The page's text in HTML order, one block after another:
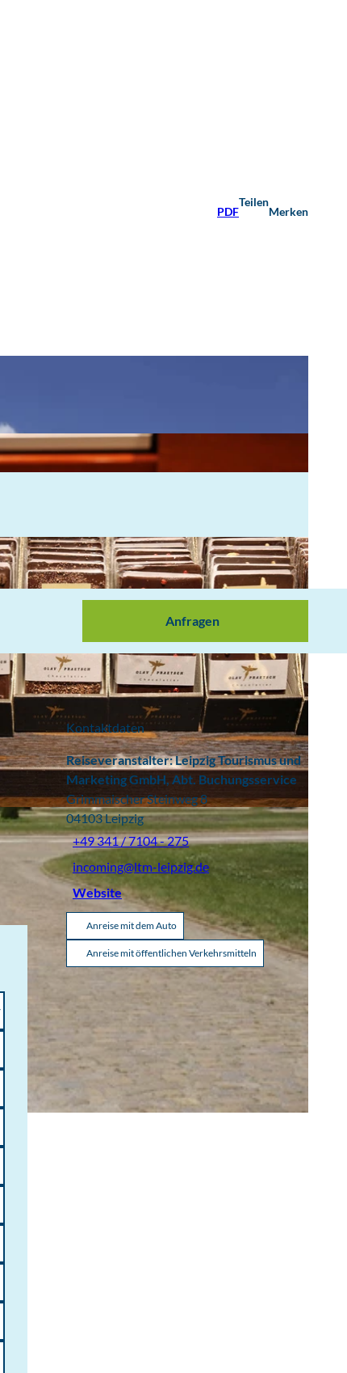
PDF
Teilen
Merken
Anfragen
Kontaktdaten
Reiseveranstalter: Leipzig Tourismus und
Marketing GmbH, Abt. Buchungsservice
Grimmaischer Steinweg 8
04103Leipzig
+49 341 / 7104 - 275
incoming@ltm-leipzig.de
Website
Anreise mit dem Auto
Anreise mit öffentlichen Verkehrsmitteln